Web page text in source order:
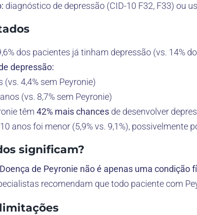
diagnóstico de depressão (CID-10 F32, F33) ou
dos pacientes já tinham depressão (vs. 14%
depressão:
(vs. 4,4% sem Peyronie)
(vs. 8,7% sem Peyronie)
têm 42% mais chancesde desenvolver
anos foi menor (5,9% vs. 9,1%), possivelmente
significam?
Doença de Peyronie não é apenas uma condição
recomendam que todo paciente com